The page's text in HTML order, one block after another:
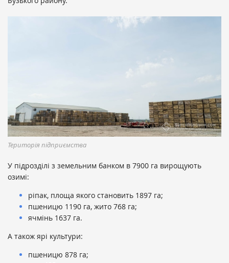
Територія підприємства
У підрозділі з земельним банком в 7900 га вирощують
озимі:
ріпак, площа якого становить 1897 га;
пшеницю 1190 га, жито 768 га;
ячмінь 1637 га.
А також ярі культури:
пшеницю 878 га;